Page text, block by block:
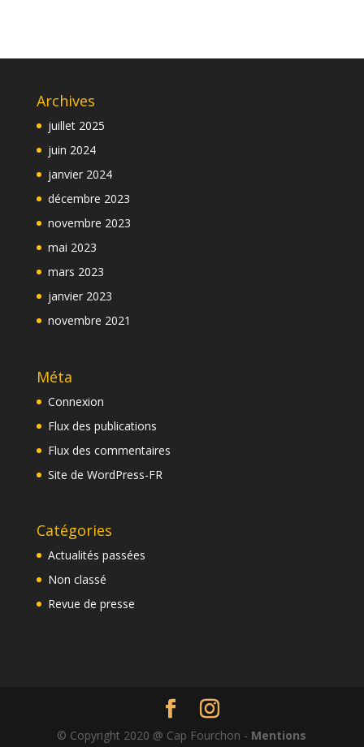
Archives
juillet 2025
juin 2024
janvier 2024
décembre 2023
novembre 2023
mai 2023
mars 2023
janvier 2023
novembre 2021
Méta
Connexion
Flux des publications
Flux des commentaires
Site de WordPress-FR
Catégories
Actualités passées
Non classé
Revue de presse
© Copyright 2020 @ Cap Fourchon - Mentions